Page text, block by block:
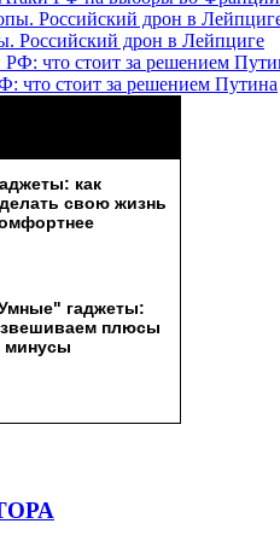
Российский дрон в Лейпциге
что стоит за решением Путина